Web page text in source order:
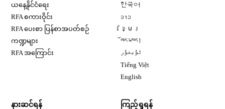
ယနေ့နိုင်ငံရေး
RFA စကားဝိုင်း
RFA ပေးစာ ပြန်စာအပတ်စဉ်
ကဏ္ဍများ
RFA အကြောင်း
한국어
ລາວ
ខ្មែរ
བོད་སྐད།
ئۇيغۇر
Tiếng Việt
English
နားဆင်ရန်
ကြည့်ရှုရန်